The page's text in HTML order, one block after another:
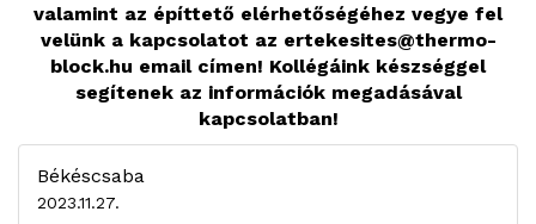
valamint az építtető elérhetőségéhez vegye fel
velünk a kapcsolatot az ertekesites@thermo-
block.hu email címen! Kollégáink készséggel
segítenek az információk megadásával
kapcsolatban!
Békéscsaba
2023.11.27.